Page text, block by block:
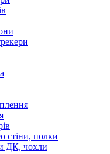
стіни, полки
ДК, чохли